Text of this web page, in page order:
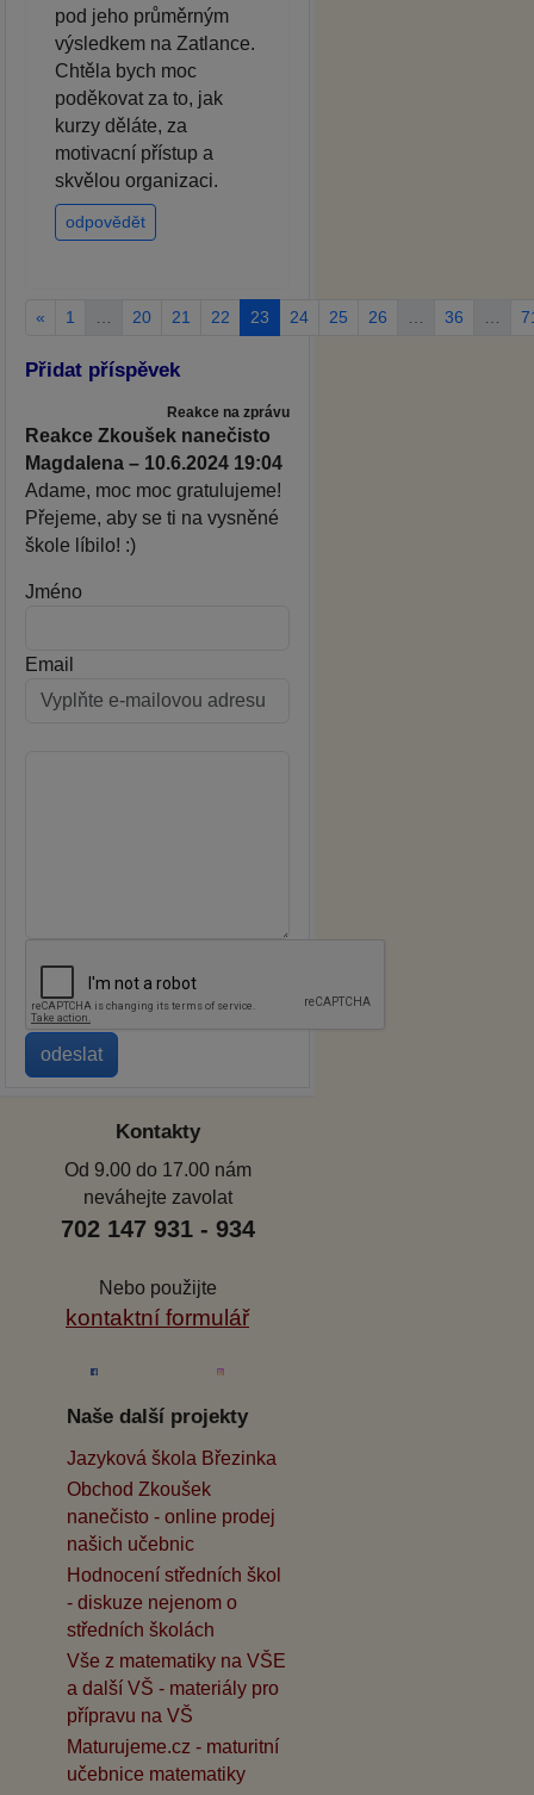
pod jeho průměrným
výsledkem na Zatlance.
Chtěla bych moc
poděkovat za to, jak
kurzy děláte, za
motivacní přístup a
skvělou organizaci.
odpovědět
« 1 20 21 22 23 24 25 26 36
Přidat příspěvek
Reakce na zprávu
Reakce Zkoušek nanečisto
Magdalena – 10.6.2024 19:04
Adame, moc moc gratulujeme!
Přejeme, aby se ti na vysněné
škole líbilo! :)
Jméno
Email
Kontakty
Od 9.00 do 17.00 nám
neváhejte zavolat
702 147 931 - 934
Nebo použijte
kontaktní formulář
Naše další projekty
Jazyková škola Březinka
Obchod Zkoušek
nanečisto - online prodej
našich učebnic
Hodnocení středních škol
- diskuze nejenom o
středních školách
Vše z matematiky na VŠE
a další VŠ - materiály pro
přípravu na VŠ
Maturujeme.cz - maturitní
učebnice matematiky